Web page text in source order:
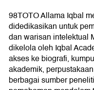
98TOTO Allama Iqbal
didedikasikan untuk
dan warisan intelektual
dikelola oleh Iqbal
akses ke biografi,
akademik,
berbagai sumber